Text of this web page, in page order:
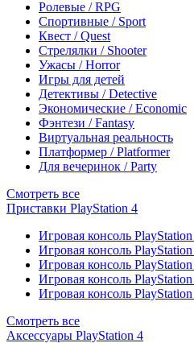
Ролевые / RPG
Спортивные / Sport
Квест / Quest
Стрелялки / Shooter
Ужасы / Horror
Игры для детей
Детективы / Detective
Экономические / Economic
Фэнтези / Fantasy
Виртуальная реальность
Платформер / Platformer
Для вечеринок / Party
Смотреть все
Приставки PlayStation 4
Игровая консоль
Игровая консоль
Игровая консоль
Игровая консоль
Игровая консоль
Смотреть все
Аксессуары PlayStation 4